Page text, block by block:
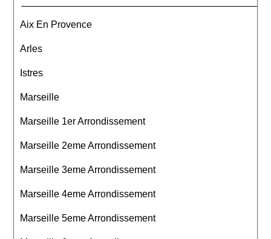
Aix En Provence
Arles
Istres
Marseille
Marseille 1er Arrondissement
Marseille 2eme Arrondissement
Marseille 3eme Arrondissement
Marseille 4eme Arrondissement
Marseille 5eme Arrondissement